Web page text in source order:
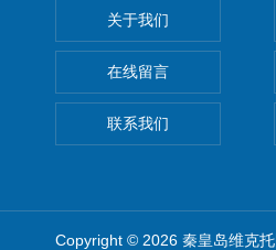
关于我们
在线留言
联系我们
Copyright © 2026 秦皇岛维克